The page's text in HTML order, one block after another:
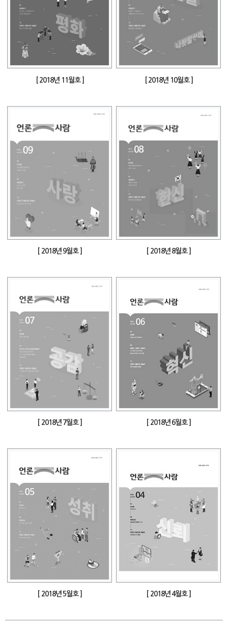
[ 2018년 11월호 ] [ 2018년 10월호 ]
[ 2018년 9월호 ] [ 2018년 8월호 ]
[ 2018년 7월호 ] [ 2018년 6월호 ]
[ 2018년 5월호 ] [ 2018년 4월호 ]